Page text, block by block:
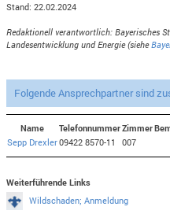
Stand: 22.02.2024
Redaktionell verantwortlich: Bayerisches
Landesentwicklung und Energie (siehe
Folgende Ansprechpartner sind
Name TelefonnummerZimmer
Sepp Drexler09422 8570-11 007
Weiterführende Links
Wildschaden; Anmeldung